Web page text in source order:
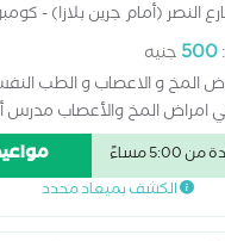
النصر (أمام جرين بلازا) -
500 جنيه
المخ و الاعصاب و الطب
في امراض المخ والأعصاب
بكلية الطب جامعة
و مرض ألزهايمر و اضطراباتمساءً
الكشف بميعاد محدد